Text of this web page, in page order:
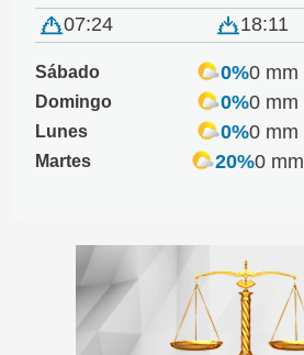
07:24 18:11
Sábado 0%0 mm
Domingo
0%0 mm
Lunes
0%0 mm
Martes
20%0 mm